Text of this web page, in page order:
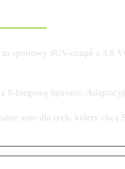
to sportowy SUV-coupé z 3.0
8-biegową tiptronic.
auto dla tych, którzy